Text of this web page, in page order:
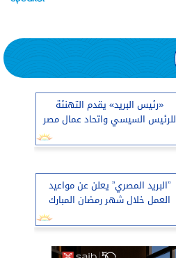
«رئيس البريد» يقدم التهنئة
للرئيس السيسي واتحاد عمال مصر
”البريد المصري” يعلن عن مواعيد
العمل خلال شهر رمضان المبارك